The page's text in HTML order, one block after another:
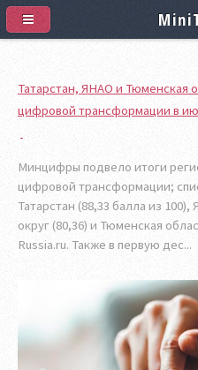
Татарстан, ЯНАО и Тюменская
цифровой трансформации в
Минцифры подвело итоги
цифровой трансформации;
Татарстан (88,33 балла из
округ (80,36) и Тюменская
Russia.ru. Также в первую дес...